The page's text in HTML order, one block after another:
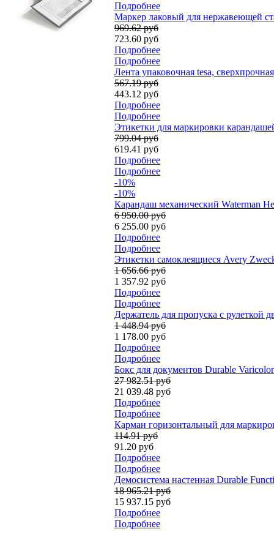
Подробнее
Маркер лаковый для нержавеющей
969.62 руб
723.60 руб
Подробнее
Подробнее
Лента упаковочная tesa,
567.19 руб
443.12 руб
Подробнее
Подробнее
Этикетки для маркировки
799.04 руб
619.41 руб
Подробнее
Подробнее
-10%
-10%
Карандаш механический Waterman
6 950.00 руб
6 255.00 руб
Подробнее
Подробнее
Этикетки самоклеящиеся Avery
1 656.66 руб
1 357.92 руб
Подробнее
Подробнее
Держатель для пропуска с
1 448.94 руб
1 178.00 руб
Подробнее
Подробнее
Бокс для документов Durable
27 982.51 руб
21 039.48 руб
Подробнее
Подробнее
Карман горизонтальный для
114.91 руб
91.20 руб
Подробнее
Подробнее
Демосистема настенная Durable
18 965.21 руб
15 937.15 руб
Подробнее
Подробнее